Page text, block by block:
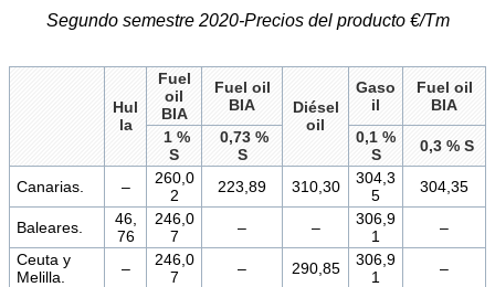
Segundo semestre 2020-Precios del producto €/Tm
Hul
la
Fuel
oil
BIA
Fuel oil
BIA
Diésel
oil
Gaso
il
Fuel oil
BIA
1 %
S
0,73 %
S
0,1 %
S
0,3 % S
Canarias. –
260,0
2
223,89 310,30
304,3
5
304,35
Baleares.
46,
76
246,0
7
– –
306,9
1
–
Ceuta y
Melilla.
–
246,0
7
– 290,85
306,9
1
–